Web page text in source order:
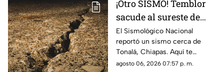
¡Otro SISMO! Temblor
sacude al sureste de
México HOY: epicentro
y magnitud
El Sismológico Nacional
reportó un sismo cerca de
Tonalá, Chiapas. Aquí te
contamos todos los detalles
agosto 06, 2026 07:57 p. m.